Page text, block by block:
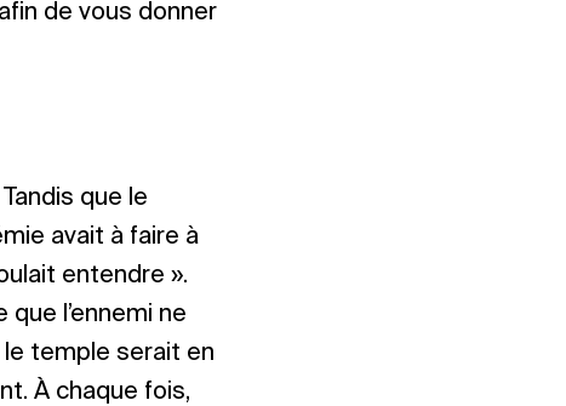
de vous donner
que le
avait à faire à
entendre ».
que l’ennemi ne
temple serait en
À chaque fois,